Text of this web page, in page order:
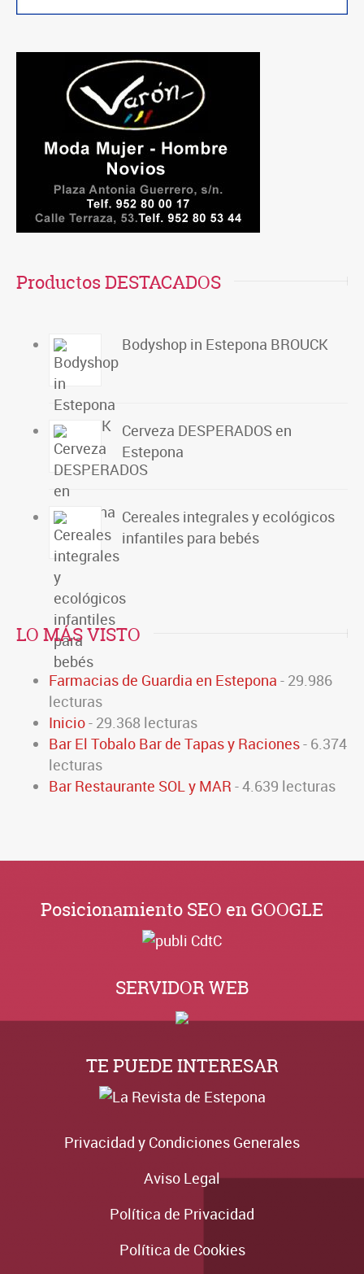
Productos DESTACADOS
Bodyshop in Estepona BROUCK
Cerveza DESPERADOS en
Estepona
Cereales integrales y ecológicos
infantiles para bebés
LO MÁS VISTO
Farmacias de Guardia en Estepona - 29.986
lecturas
Inicio- 29.368 lecturas
Bar El Tobalo Bar de Tapas y Raciones- 6.374
lecturas
Bar Restaurante SOL y MAR - 4.639 lecturas
Posicionamiento SEO en GOOGLE
SERVIDOR WEB
TE PUEDE INTERESAR
Privacidad y Condiciones Generales
Aviso Legal
Política de Privacidad
Política de Cookies